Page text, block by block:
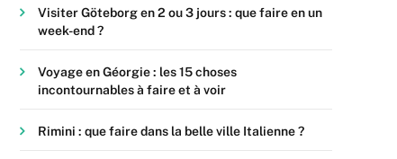
Visiter Göteborg en 2 ou 3 jours : que faire en un
week-end ?
Voyage en Géorgie : les 15 choses
incontournables à faire et à voir
Rimini : que faire dans la belle ville Italienne ?